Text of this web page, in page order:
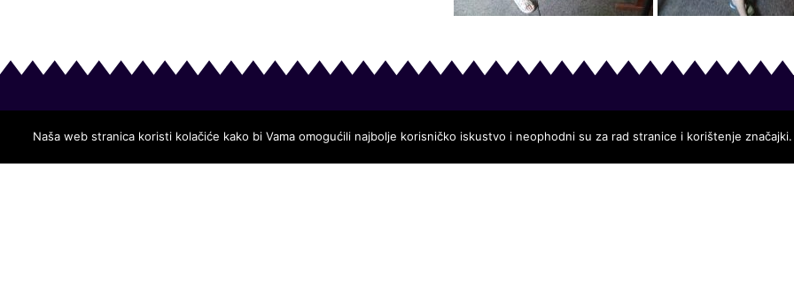
Dječji vrtić Ogledalce Info izbornik
Naša web stranica koristi kolačiće kako bi Vama omogućili najbolje korisničko iskustvo i neophodni su za rad stranice i korištenje